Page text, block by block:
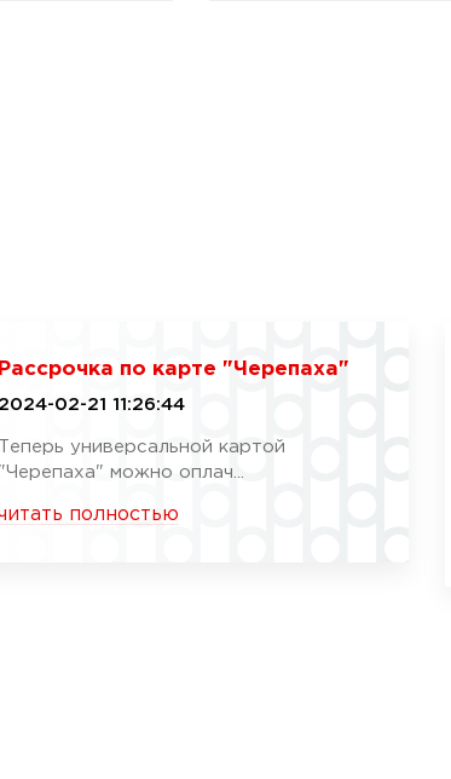
Рассрочка по карте "Черепаха"
2024-02-21 11:26:44
Теперь универсальной картой
"Черепаха" можно оплач...
полностью